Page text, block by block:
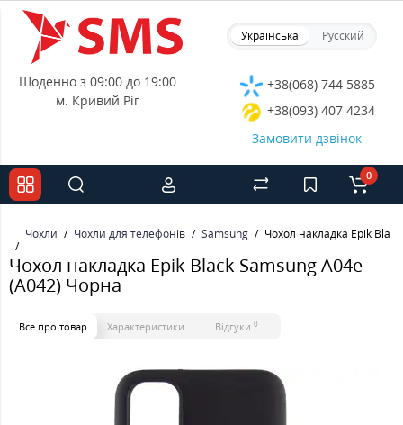
Українська Русский
Щоденно з 09:00 до 19:00
м. Кривий Ріг
+38(068) 744 5885
+38(093) 407 4234
Замовити дзвінок
0
Чохли Чохли для телефонів Samsung Чохол накладка Epik
Чохол накладка Epik Black Samsung A04e
(A042) Чорна
Все про товар Характеристики Відгуки 0